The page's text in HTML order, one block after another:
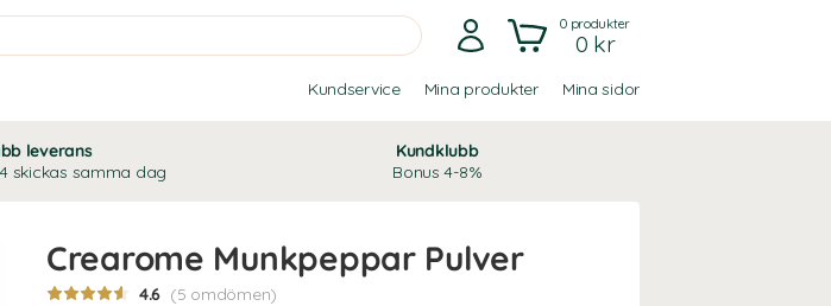
0produkter
0 kr
Kundservice Mina produkter Mina sidor
leverans
skickas samma dag
Kundklubb
Bonus 4-8%
Crearome Munkpeppar Pulver
4.6 (5 omdömen)